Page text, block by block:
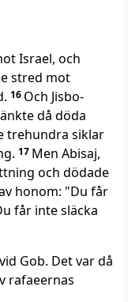
Israel, och
stred mot
16 Och Jisbo-
då döda
trehundra siklar
17 Men Abisaj,
och dödade
honom: "Du får
får inte släcka
Gob. Det var då
rafaeernas